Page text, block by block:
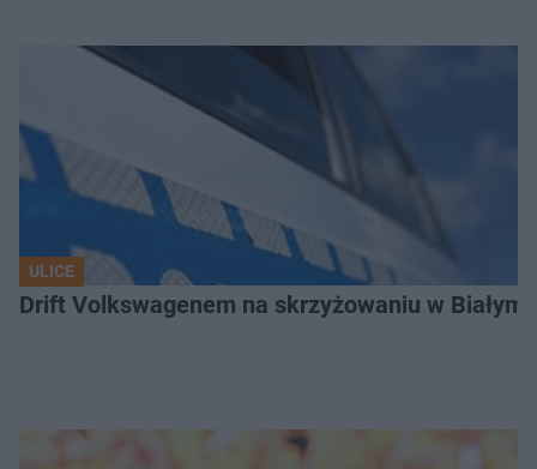
ULICE
Drift Volkswagenem na skrzyżowaniu w